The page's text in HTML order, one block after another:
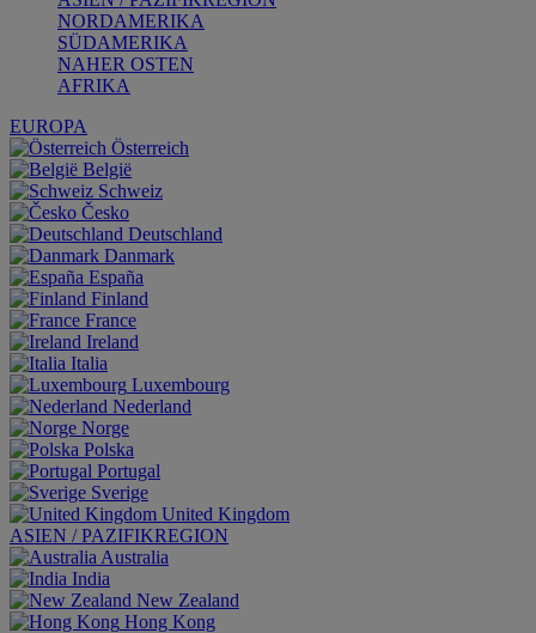
NORDAMERIKA
SÜDAMERIKA
NAHER OSTEN
AFRIKA
EUROPA
Österreich
België
Schweiz
Česko
Deutschland
Danmark
España
Finland
France
Ireland
Italia
Luxembourg
Nederland
Norge
Polska
Portugal
Sverige
United Kingdom
ASIEN / PAZIFIKREGION
Australia
India
New Zealand
Hong Kong